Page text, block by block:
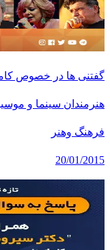
گفتنی ها در خصوص
هنرمندان سینما و
فرهنگ وهنر
20/01/2015